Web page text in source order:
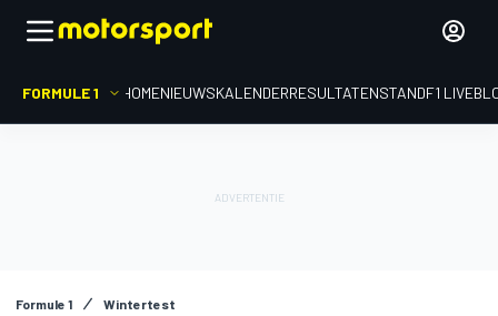
FORMULE 1 HOMENIEUWSKALENDERRESULTATENSTANDF1
Formule 1 Wintertest